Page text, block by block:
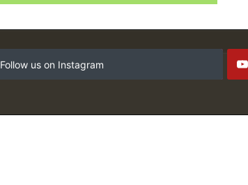
Follow us on Instagram